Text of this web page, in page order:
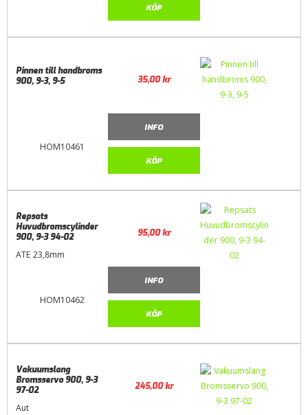
KÖP
HOM10461
Pinnen till handbroms
900, 9-3, 9-5
35,00kr
INFO
KÖP
HOM10462
Repsats
Huvudbromscylinder
900, 9-3 94-02
ATE 23,8mm
95,00kr
INFO
KÖP
Vakuumslang
Bromsservo 900, 9-3
97-02
Aut
245,00kr